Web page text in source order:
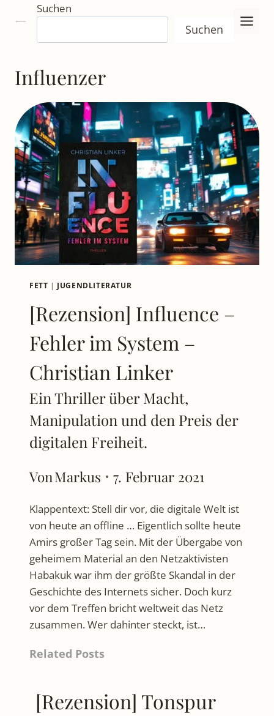
Inhalt
springen
Suchen
Suchen
Influenzer
FETT | JUGENDLITERATUR
[Rezension] Influence –
Fehler im System –
Christian Linker
Ein Thriller über Macht,
Manipulation und den Preis der
digitalen Freiheit.
VonMarkus 7. Februar 2021
Klappentext: Stell dir vor, die digitale Welt ist
von heute an offline … Eigentlich sollte heute
Amirs großer Tag sein. Mit der Übergabe von
geheimem Material an den Netzaktivisten
Habakuk war ihm der größte Skandal in der
Geschichte des Internets sicher. Doch kurz
vor dem Treffen bricht weltweit das Netz
zusammen. Wer dahinter steckt, ist…
Related Posts
[Rezension] Tonspur